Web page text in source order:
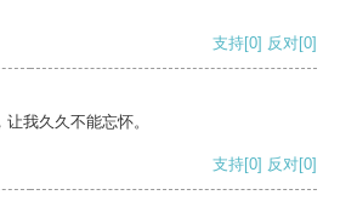
支持[0] 反对[0]
我久久不能忘怀。
支持[0] 反对[0]